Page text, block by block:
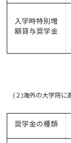
入学時特別増
額貸与奨学金
(２)海外の大学院に
奨学金の種類